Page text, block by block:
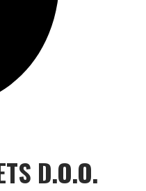
D.O.O.